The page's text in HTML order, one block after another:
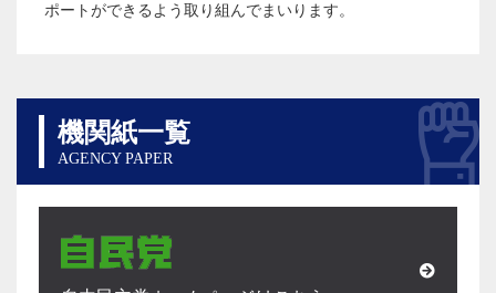
ポートができるよう取り組んでまいります。
機関紙一覧
AGENCY PAPER